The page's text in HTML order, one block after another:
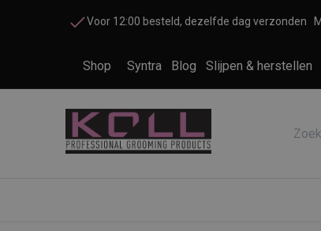
Voor 12:00 besteld, dezelfde dag verzonden
Shop Syntra Blog Slijpen & herstellen